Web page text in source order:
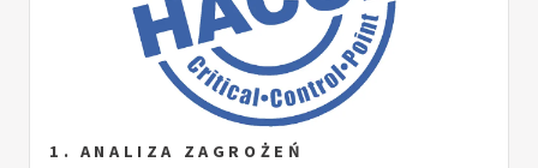
1. ANALIZA ZAGROŻEŃ